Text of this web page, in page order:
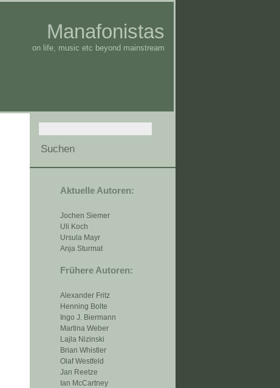
Manafonistas
on life, music etc beyond mainstream
Aktuelle Autoren:
Jochen Siemer
Uli Koch
Ursula Mayr
Anja Sturmat
Frühere Autoren:
Alexander Fritz
Henning Bolte
Ingo J. Biermann
Martina Weber
Lajla Nizinski
Brian Whistler
Olaf Westfeld
Jan Reetze
Ian McCartney